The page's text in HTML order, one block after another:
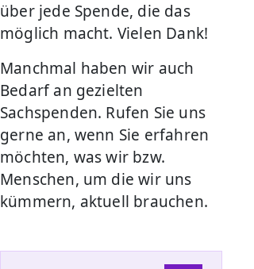
über jede Spende, die das
möglich macht. Vielen Dank!
Manchmal haben wir auch
Bedarf an gezielten
Sachspenden. Rufen Sie uns
gerne an, wenn Sie erfahren
möchten, was wir bzw.
Menschen, um die wir uns
kümmern, aktuell brauchen.